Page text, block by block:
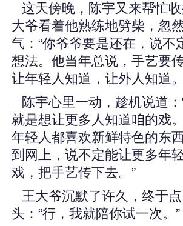
这天傍晚，陈宇又来帮忙
大爷看着他熟练地劈柴，忽
气：“你爷爷要是还在，说不
想法。他当年总说，手艺要
让年轻人知道，让外人知道
陈宇心里一动，趁机说道
就是想让更多人知道咱的戏
年轻人都喜欢新鲜特色的东
到网上，说不定能让更多年
戏，把手艺传下去。”
王大爷沉默了许久，终于
头：“行，我就陪你试一次。”